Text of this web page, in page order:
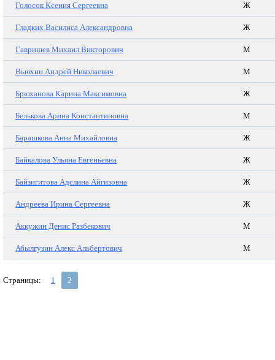
Голосок Ксения Сергеевна Ж
Гладких Василиса Александровна Ж
Гавришев Михаил Викторович М
Вьюхин Андрей Николаевич М
Брюханова Карина Максимовна Ж
Белькова Арина Константиновна М
Барашкова Анна Михайловна Ж
Байкалова Ульяна Евгеньевна Ж
Байзигитова Аделина Айгизовна Ж
Андреева Ирина Сергеевна Ж
Аккужин Денис Разбекович М
Абылгузин Алекс Альбертович М
Страницы: 1 2